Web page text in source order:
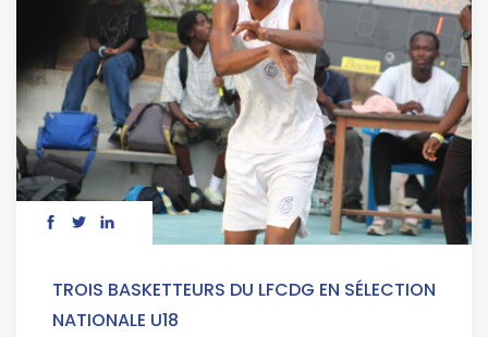
TROIS BASKETTEURS DU LFCDG EN SÉLECTION
NATIONALE U18